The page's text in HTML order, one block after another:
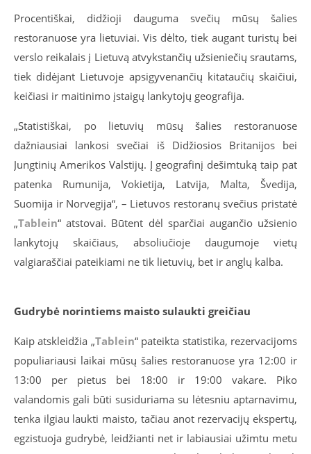
Procentiškai, didžioji dauguma svečių mūsų šalies
restoranuose yra lietuviai. Vis dėlto, tiek augant turistų bei
verslo reikalais į Lietuvą atvykstančių užsieniečių srautams,
tiek didėjant Lietuvoje apsigyvenančių kitataučių skaičiui,
keičiasi ir maitinimo įstaigų lankytojų geografija.
„Statistiškai, po lietuvių mūsų šalies restoranuose
dažniausiai lankosi svečiai iš Didžiosios Britanijos bei
Jungtinių Amerikos Valstijų. Į geografinį dešimtuką taip pat
patenka Rumunija, Vokietija, Latvija, Malta, Švedija,
Suomija ir Norvegija“, – Lietuvos restoranų svečius pristatė
„Tablein“ atstovai. Būtent dėl sparčiai augančio užsienio
lankytojų skaičiaus, absoliučioje daugumoje vietų
valgiaraščiai pateikiami ne tik lietuvių, bet ir anglų kalba.
Gudrybė norintiems maisto sulaukti greičiau
Kaip atskleidžia „Tablein“ pateikta statistika, rezervacijoms
populiariausi laikai mūsų šalies restoranuose yra 12:00 ir
13:00 per pietus bei 18:00 ir 19:00 vakare. Piko
valandomis gali būti susiduriama su lėtesniu aptarnavimu,
tenka ilgiau laukti maisto, tačiau anot rezervacijų ekspertų,
egzistuoja gudrybė, leidžianti net ir labiausiai užimtu metu